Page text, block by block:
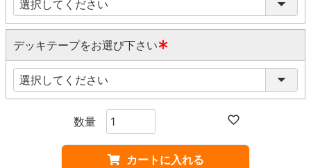
必
須
)
デッキテープをお選び下さい
(
須
カートに入れる